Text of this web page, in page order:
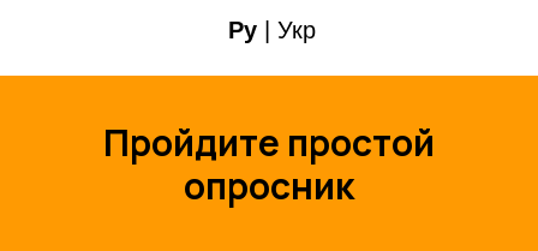
Ру Укр
Пройдите простой
опросник